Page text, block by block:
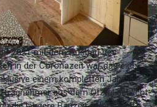
2021 mit dem Ausbau des
in der Coronazeit war das eine
einem kompletten Jahr
aus dem Ötztal schlicht